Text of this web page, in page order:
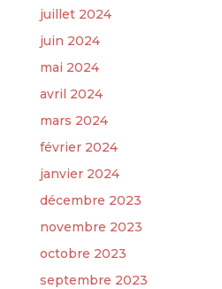
juillet 2024
juin 2024
mai 2024
avril 2024
mars 2024
février 2024
janvier 2024
décembre 2023
novembre 2023
octobre 2023
septembre 2023